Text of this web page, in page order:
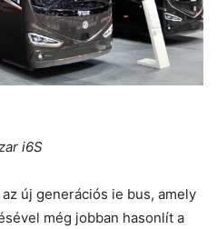
i6S
új generációs ie bus, amely
még jobban hasonlít a